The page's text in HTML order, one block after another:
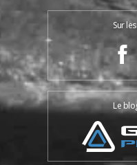
Sur
Le